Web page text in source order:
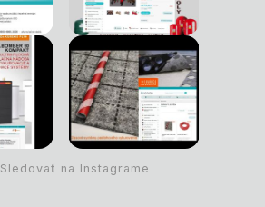
Sledovať na Instagrame